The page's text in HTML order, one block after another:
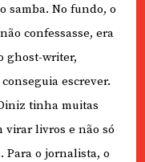
samba. No fundo, o
confessasse, era
ghost-writer,
escrever.
tinha muitas
virar livros e não só
Para o jornalista, o